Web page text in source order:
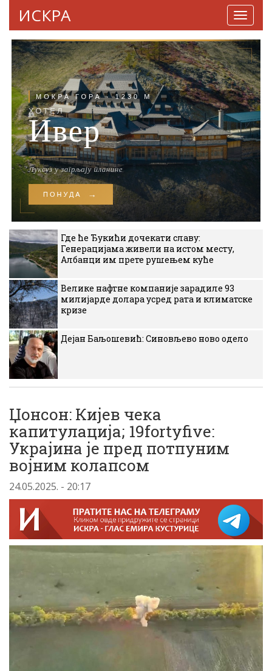
ИСКРА
Где ће Ђукићи дочекати славу:
Генерацијама живели на истом месту,
Албанци им прете рушењем куће
Велике нафтне компаније зарадиле 93
милијарде долара усред рата и климатске
кризе
Дејан Баљошевић: Синовљево ново одело
Џонсон: Кијев чека
капитулација; 19fortyfive:
Украјина је пред потпуним
војним колапсом
24.05.2025. - 20:17